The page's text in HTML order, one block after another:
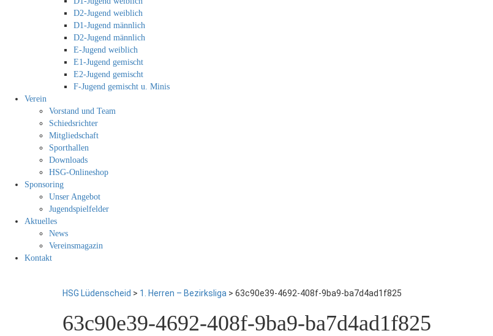
D2-Jugend weiblich
D1-Jugend männlich
D2-Jugend männlich
E-Jugend weiblich
E1-Jugend gemischt
E2-Jugend gemischt
F-Jugend gemischt u. Minis
Verein
Vorstand und Team
Schiedsrichter
Mitgliedschaft
Sporthallen
Downloads
HSG-Onlineshop
Sponsoring
Unser Angebot
Jugendspielfelder
Aktuelles
News
Vereinsmagazin
Kontakt
HSG Lüdenscheid > 1. Herren – Bezirksliga > 63c90e39-4692-408f-9ba9-ba7d4ad1f825
63c90e39-4692-408f-9ba9-ba7d4ad1f825